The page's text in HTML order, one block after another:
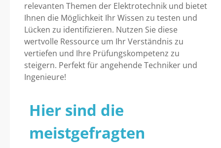
relevanten Themen der Elektrotechnik und bietet
Ihnen die Möglichkeit Ihr Wissen zu testen und
Lücken zu identifizieren. Nutzen Sie diese
wertvolle Ressource um Ihr Verständnis zu
vertiefen und Ihre Prüfungskompetenz zu
steigern. Perfekt für angehende Techniker und
Ingenieure!
Hier sind die
meistgefragten